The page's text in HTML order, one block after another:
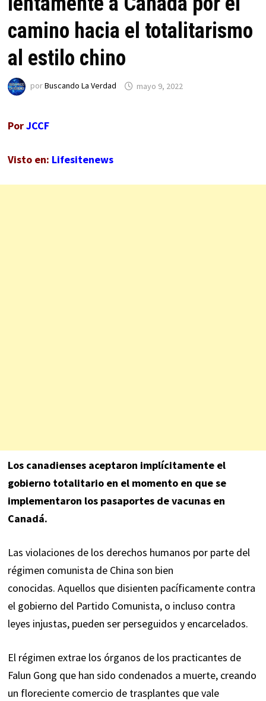
camino hacia el totalitarismo
al estilo chino
porBuscando La Verdad mayo 9, 2022
PorJCCF
Visto en: Lifesitenews
Los canadienses aceptaron implícitamente el
gobierno totalitario en el momento en que se
implementaron los pasaportes de vacunas en
Canadá.
Las violaciones de los derechos humanos por parte del
régimen comunista de China son bien
conocidas. Aquellos que disienten pacíficamente contra
el gobierno del Partido Comunista, o incluso contra
leyes injustas, pueden ser perseguidos y encarcelados.
El régimen extrae los órganos de los practicantes de
Falun Gong que han sido condenados a muerte, creando
un floreciente comercio de trasplantes que vale